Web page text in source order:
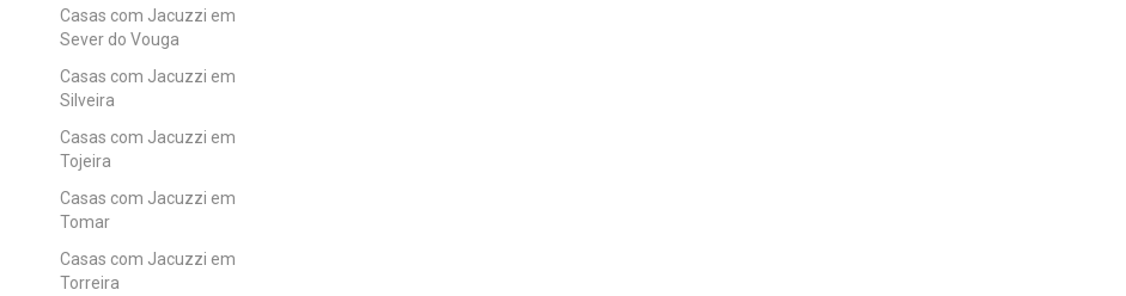
Casas com Jacuzzi em
Sever do Vouga
Casas com Jacuzzi em
Silveira
Casas com Jacuzzi em
Tojeira
Casas com Jacuzzi em
Tomar
Casas com Jacuzzi em
Torreira